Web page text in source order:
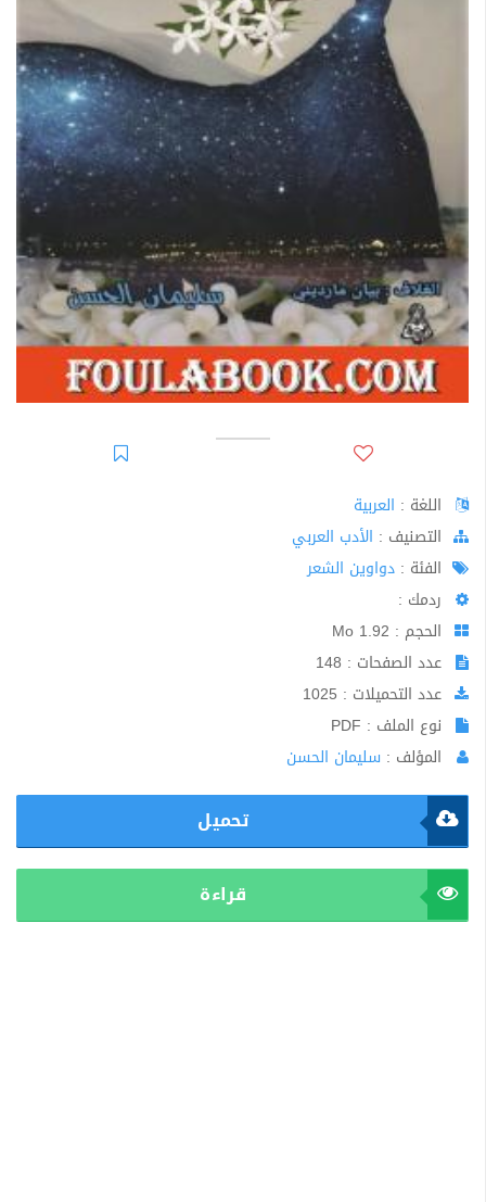
اللغة : العربية
اﻟﺘﺼﻨﻴﻒ : الأدب العربي
الفئة : دواوين الشعر
ردمك :
الحجم : 1.92 Mo
عدد الصفحات : 148
عدد التحميلات : 1025
نوع الملف : PDF
المؤلف : سليمان الحسن
تحميل
قراءة